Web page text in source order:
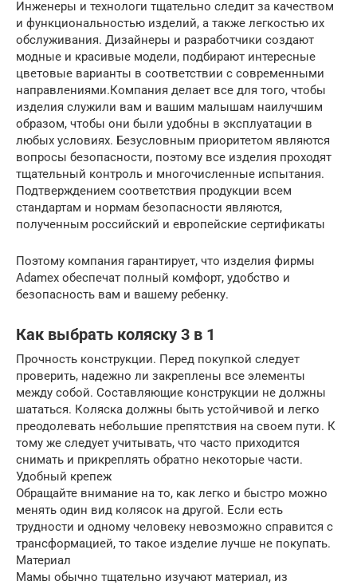
Инженеры и технологи тщательно следит за качеством
и функциональностью изделий, а также легкостью их
обслуживания. Дизайнеры и разработчики создают
модные и красивые модели, подбирают интересные
цветовые варианты в соответствии с современными
направлениями.Компания делает все для того, чтобы
изделия служили вам и вашим малышам наилучшим
образом, чтобы они были удобны в эксплуатации в
любых условиях. Безусловным приоритетом являются
вопросы безопасности, поэтому все изделия проходят
тщательный контроль и многочисленные испытания.
Подтверждением соответствия продукции всем
стандартам и нормам безопасности являются,
полученным российский и европейские сертификаты
Поэтому компания гарантирует, что изделия фирмы
Adamex обеспечат полный комфорт, удобство и
безопасность вам и вашему ребенку.
Как выбрать коляску 3 в 1
Прочность конструкции. Перед покупкой следует
проверить, надежно ли закреплены все элементы
между собой. Составляющие конструкции не должны
шататься. Коляска должны быть устойчивой и легко
преодолевать небольшие препятствия на своем пути. К
тому же следует учитывать, что часто приходится
снимать и прикреплять обратно некоторые части.
Удобный крепеж
Обращайте внимание на то, как легко и быстро можно
менять один вид колясок на другой. Если есть
трудности и одному человеку невозможно справится с
трансформацией, то такое изделие лучше не покупать.
Материал
Мамы обычно тщательно изучают материал, из